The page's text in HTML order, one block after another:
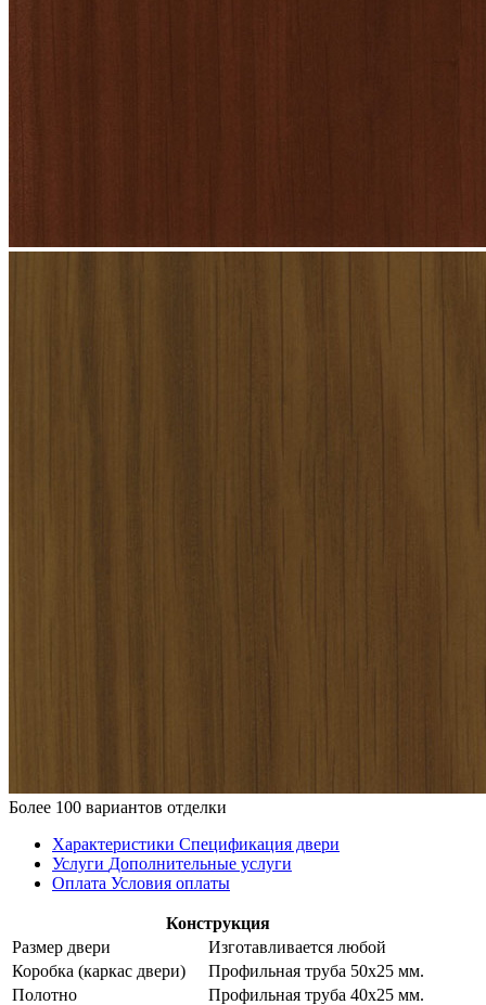
Более 100 вариантов отделки
Характеристики Спецификация двери
Услуги Дополнительные услуги
Оплата Условия оплаты
Конструкция
Размер двери
Изготавливается любой
Коробка (каркас двери)
Профильная труба 50х25 мм.
Полотно
Профильная труба 40х25 мм.